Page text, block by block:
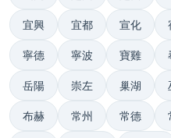
宜興 宜都 宣化
寧德 寧波 寶雞
岳陽 崇左 巢湖
布赫 常州 常德